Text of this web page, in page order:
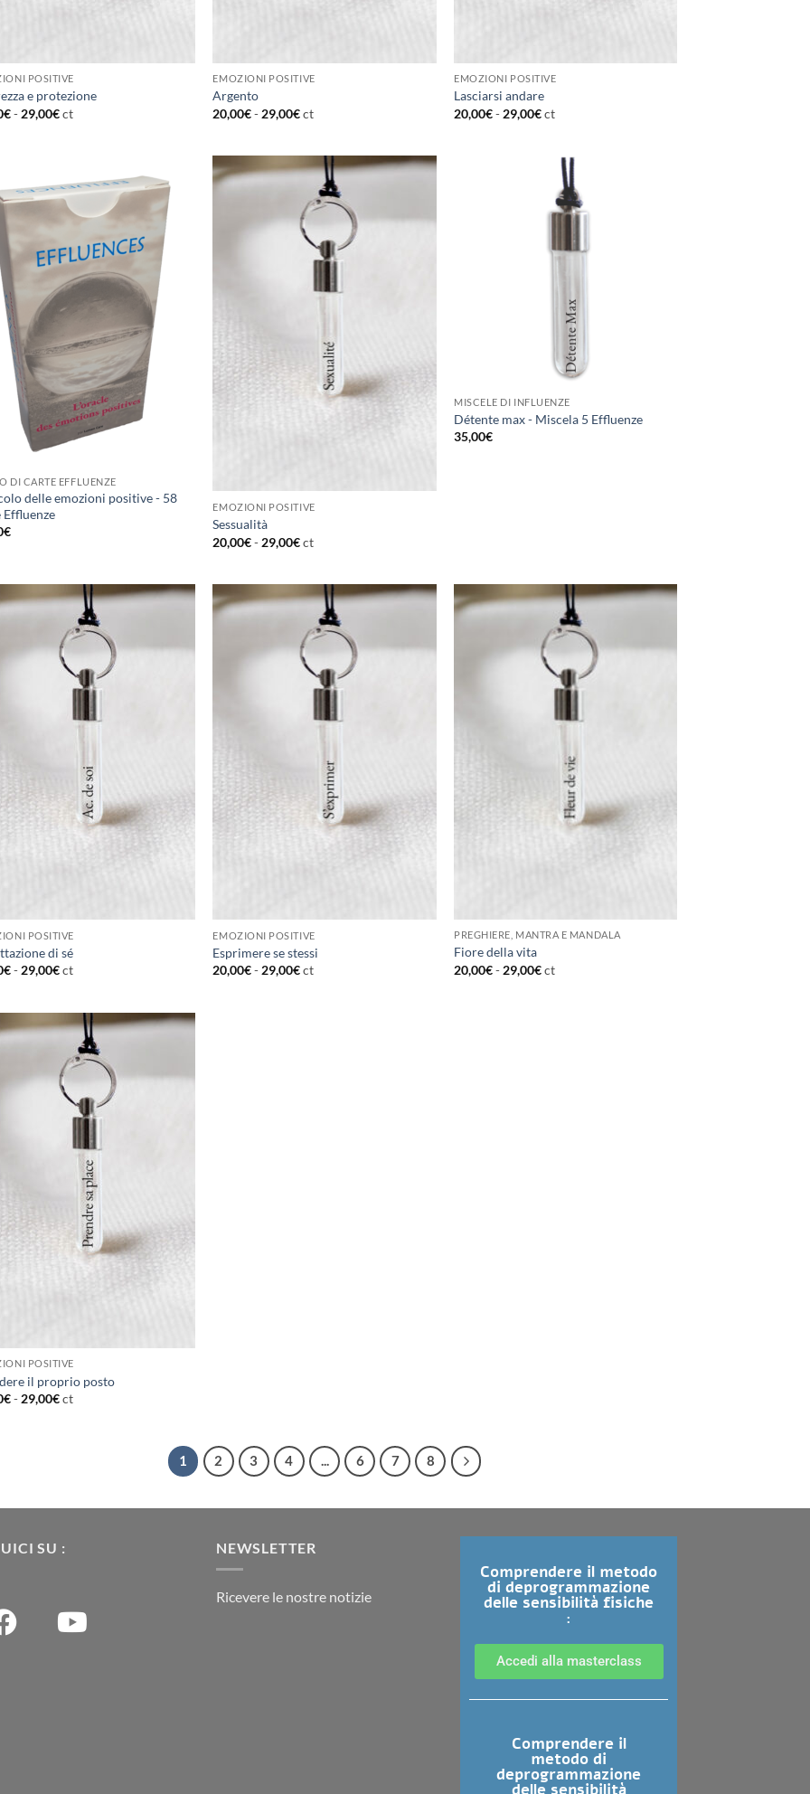
POSITIVE
e protezione
€- 29,00€ct
EMOZIONI POSITIVE
Argento
20,00€- 29,00€ ct
EMOZIONI POSITIVE
Lasciarsi andare
20,00€- 29,00€ct
DI CARTE EFFLUENZE
delle emozioni positive - 58
Effluenze
€
EMOZIONI POSITIVE
Sessualità
20,00€- 29,00€ ct
MISCELE DI INFLUENZE
Détente max - Miscela 5 Effluenze
35,00€
POSITIVE
di sé
€- 29,00€ct
EMOZIONI POSITIVE
Esprimere se stessi
20,00€- 29,00€ ct
PREGHIERE, MANTRA E MANDALA
Fiore della vita
20,00€- 29,00€ct
POSITIVE
il proprio posto
€- 29,00€ct
1 2 3 4 ... 6 7 8
SU : NEWSLETTER
Ricevere le nostre notizie
Comprendere il metodo
di deprogrammazione
delle sensibilità fisiche
:
Accedi alla masterclass
Comprendere il
metodo di
deprogrammazione
delle sensibilità